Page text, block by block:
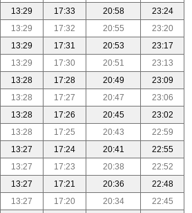
13:29 17:33 20:58
23:24
13:29 17:32 20:55
23:20
13:29 17:31 20:53
23:17
13:29 17:30 20:51
23:13
13:28 17:28 20:49
23:09
13:28 17:27 20:47
23:06
13:28 17:26 20:45
23:02
13:28 17:25 20:43
22:59
13:27 17:24 20:41
22:55
13:27 17:23 20:38
22:52
13:27 17:21 20:36
22:48
13:27 17:20 20:34
22:45